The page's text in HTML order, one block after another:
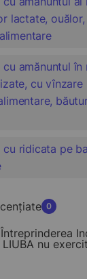
lactate,
amănuntul în
cu
cu ridicata pe
0
LIUBA nu